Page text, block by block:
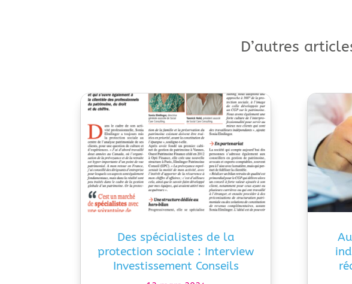
D’autres
Des spécialistes de la
protection sociale : Interview
Investissement Conseils